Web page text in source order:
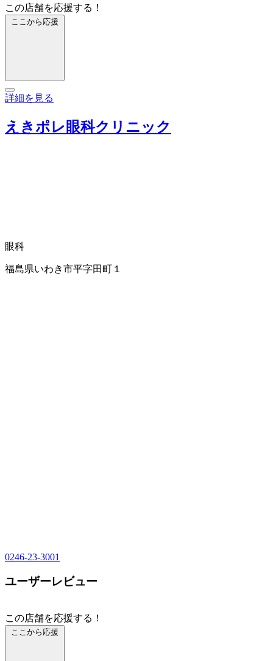
この店舗を応援する！
ここから応援
詳細を見る
えきポレ眼科クリニック
眼科
福島県いわき市平字田町１
0246-23-3001
ユーザーレビュー
この店舗を応援する！
ここから応援